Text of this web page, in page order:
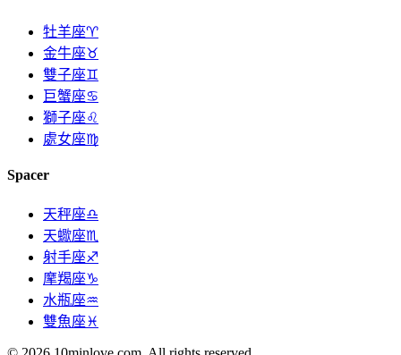
牡羊座♈
金牛座♉
雙子座♊
巨蟹座♋
獅子座♌
處女座♍
Spacer
天秤座♎
天蠍座♏
射手座♐
摩羯座♑
水瓶座♒
雙魚座♓